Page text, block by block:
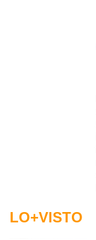
LO+VISTO